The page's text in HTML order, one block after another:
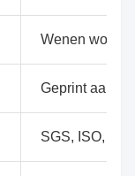
Wenen worst,
Geprint
SGS, ISO,